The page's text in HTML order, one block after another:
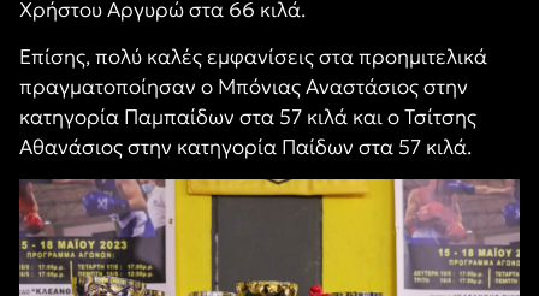
Χρήστου Αργυρώ στα 66 κιλά.
Επίσης, πολύ καλές εμφανίσεις στα προημιτελικά
πραγματοποίησαν ο Μπόνιας Αναστάσιος στην
κατηγορία Παμπαίδων στα 57 κιλά και ο Τσίτσης
Αθανάσιος στην κατηγορία Παίδων στα 57 κιλά.